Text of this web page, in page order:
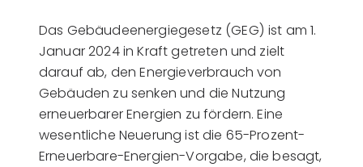
Das Gebäudeenergiegesetz (GEG) ist am 1.
Januar 2024 in Kraft getreten und zielt
darauf ab, den Energieverbrauch von
Gebäuden zu senken und die Nutzung
erneuerbarer Energien zu fördern. Eine
wesentliche Neuerung ist die 65-Prozent-
Erneuerbare-Energien-Vorgabe, die besagt,